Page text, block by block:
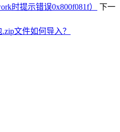
时提示错误0x800f081f）
下一
文件如何导入？